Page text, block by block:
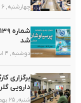
چهارشنبه, ۶ اسفند, ۱۴۰۴
شد
دوشنبه, ۴ اسفند, ۱۴۰۴
برگزاری
دارویی
شنبه, ۲۵ بهمن, ۱۴۰۴